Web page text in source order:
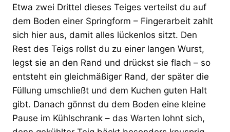
Etwa zwei Drittel dieses Teiges verteilst du auf
dem Boden einer Springform – Fingerarbeit zahlt
sich hier aus, damit alles lückenlos sitzt. Den
Rest des Teigs rollst du zu einer langen Wurst,
legst sie an den Rand und drückst sie flach – so
entsteht ein gleichmäßiger Rand, der später die
Füllung umschließt und dem Kuchen guten Halt
gibt. Danach gönnst du dem Boden eine kleine
Pause im Kühlschrank – das Warten lohnt sich,